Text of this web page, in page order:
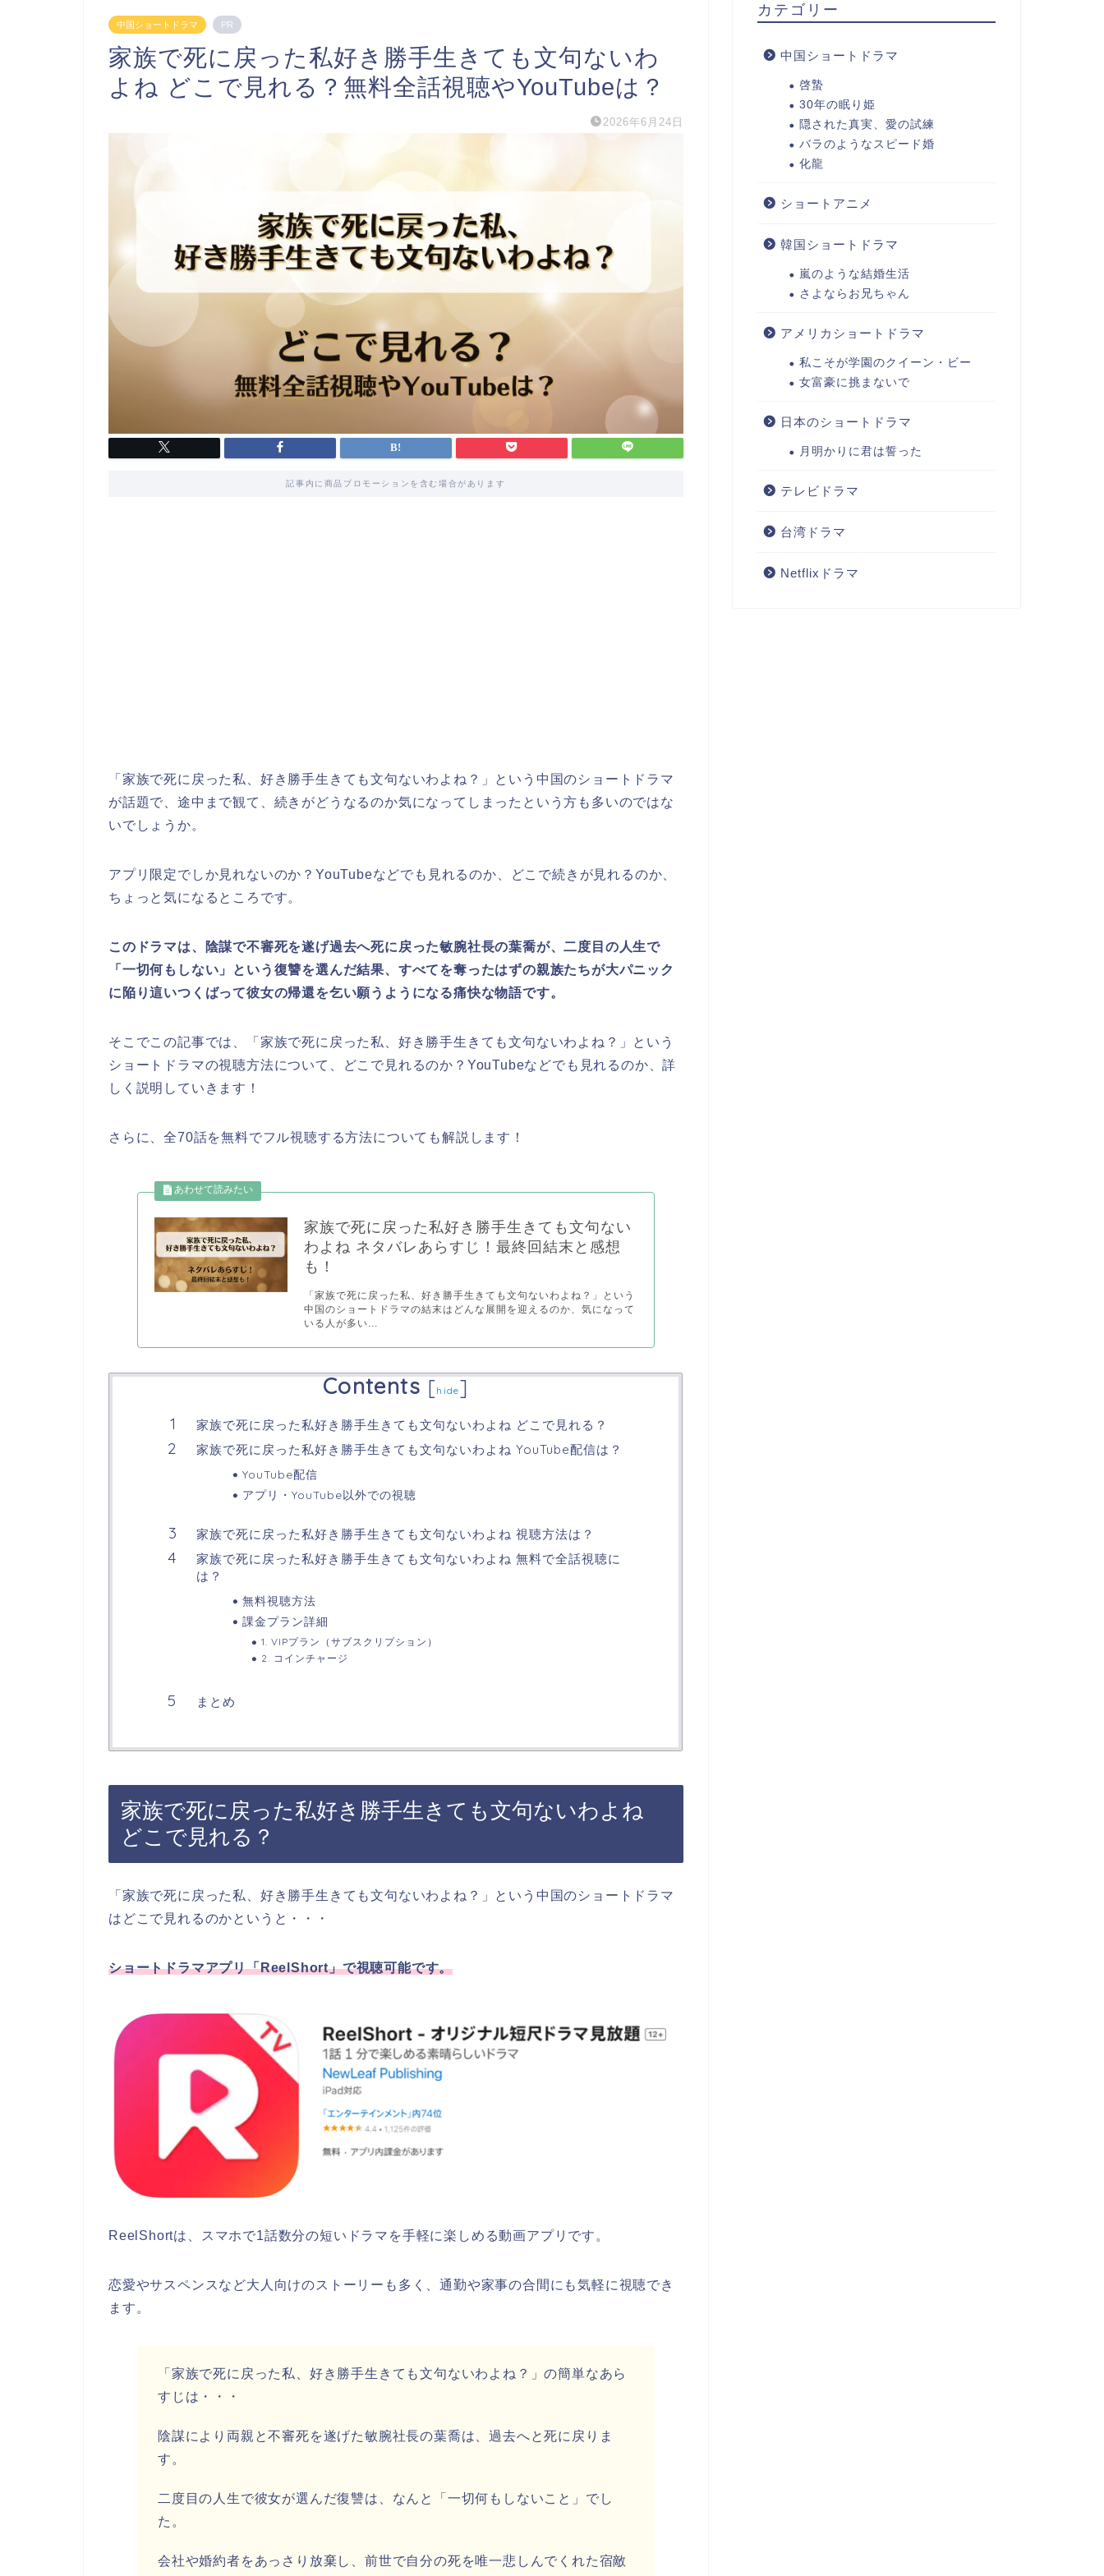
中国ショートドラマ PR
家族で死に戻った私好き勝手生きても文句ないわ
よね どこで見れる？無料全話視聴やYouTubeは？
2026年6月24日
記事内に商品プロモーションを含む場合があります
「家族で死に戻った私、好き勝手生きても文句ないわよね？ 」 という中国のショートドラマ
が話題で、途中まで観て、続きがどうなるのか気になってしまったという方も多いのではな
いでしょうか。
アプリ限定でしか見れないのか？YouTubeなどでも見れるのか、どこで続きが見れるのか、
ちょっと気になるところです。
このドラマは、陰謀で不審死を遂げ過去へ死に戻った敏腕社長の葉喬が、二度目の人生で
「一切何もしない」という復讐を選んだ結果、すべてを奪ったはずの親族たちが大パニック
に陥り這いつくばって彼女の帰還を乞い願うようになる痛快な物語です。
そこでこの記事では、 「家族で死に戻った私、好き勝手生きても文句ないわよね？ 」 という
ショートドラマの視聴方法について、どこで見れるのか？YouTubeなどでも見れるのか、詳
しく説明していきます！
さらに、全70話を無料でフル視聴する方法についても解説します！
家族で死に戻った私好き勝手生きても文句ない
わよね ネタバレあらすじ！最終回結末と感想
も！
「家族で死に戻った私、好き勝手生きても文句ないわよね？」という
中国のショートドラマの結末はどんな展開を迎えるのか、気になって
いる人が多い...
Contents [hide]
家族で死に戻った私好き勝手生きても文句ないわよね どこで見れる？
家族で死に戻った私好き勝手生きても文句ないわよね YouTube配信は？
YouTube配信
アプリ・YouTube以外での視聴
家族で死に戻った私好き勝手生きても文句ないわよね 視聴方法は？
家族で死に戻った私好き勝手生きても文句ないわよね 無料で全話視聴に
は？
無料視聴方法
課金プラン詳細
1. VIPプラン（サブスクリプション）
2. コインチャージ
まとめ
家族で死に戻った私好き勝手生きても文句ないわよね
どこで見れる？
「家族で死に戻った私、好き勝手生きても文句ないわよね？ 」 という中国のショートドラマ
はどこで見れるのかというと・・・
ショートドラマアプリ「ReelShort」で視聴可能です。
ReelShortは、スマホで1話数分の短いドラマを手軽に楽しめる動画アプリです。
恋愛やサスペンスなど大人向けのストーリーも多く、通勤や家事の合間にも気軽に視聴でき
ます。
「家族で死に戻った私、好き勝手生きても文句ないわよね？」の簡単なあら
すじ は・・・
陰謀により両親と不審死を遂げた敏腕社長の葉喬は、過去へと死に戻りま
す。
二度目の人生で彼女が選んだ復讐は、なんと「一切何もしないこと」でし
た。
会社や婚約者をあっさり放棄し、前世で自分の死を唯一悲しんでくれた宿敵
カテゴリー
中国ショートドラマ
啓蟄
30年の眠り姫
隠された真実、愛の試練
バラのようなスピード婚
化龍
ショートアニメ
韓国ショートドラマ
嵐のような結婚生活
さよならお兄ちゃん
アメリカショートドラマ
私こそが学園のクイーン・ビー
女富豪に挑まないで
日本のショートドラマ
月明かりに君は誓った
テレビドラマ
台湾ドラマ
Netflixドラマ